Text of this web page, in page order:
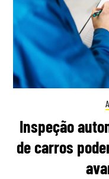
Inspeção
de carros